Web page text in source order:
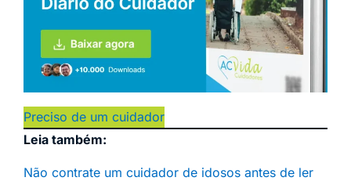
Preciso de um cuidador
Leia também:
Não contrate um cuidador de idosos antes de ler